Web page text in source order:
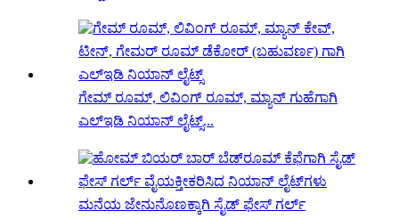
ಗೇಮ್ ರೂಮ್, ಲಿವಿಂಗ್ ರೂಮ್, ಮ್ಯಾನ್ ಗುಹೆಗಾಗಿ
ಎಲ್ಇಡಿ ನಿಯಾನ್ ಲೈಟ್ಸ್...
ಮನೆಯ ಜೇನುನೊಣಕ್ಕಾಗಿ ಸೈಡ್ ಫೇಸ್ ಗರ್ಲ್